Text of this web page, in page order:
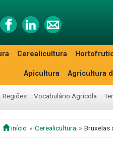
Cerealicultura
Apicultura Agricultura
Regiões Vocabulário Agrícola
início Cerealicultura Bruxelas